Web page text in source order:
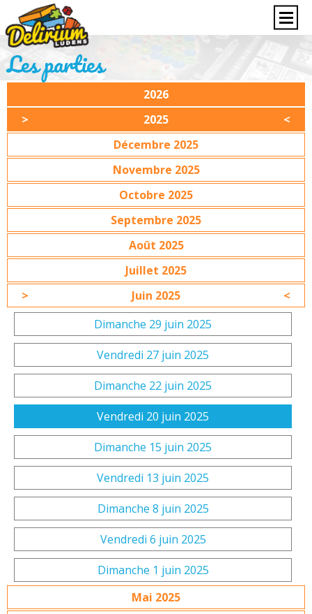
Les parties
2026
2025
Décembre 2025
Novembre 2025
Octobre 2025
Septembre 2025
Août 2025
Juillet 2025
Juin 2025
Dimanche 29 juin 2025
Vendredi 27 juin 2025
Dimanche 22 juin 2025
Vendredi 20 juin 2025
Dimanche 15 juin 2025
Vendredi 13 juin 2025
Dimanche 8 juin 2025
Vendredi 6 juin 2025
Dimanche 1 juin 2025
Mai 2025